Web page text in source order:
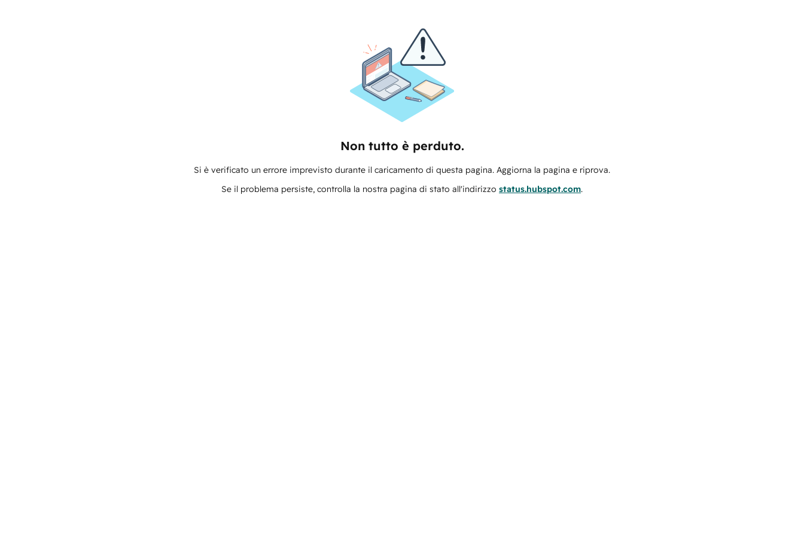
Non tutto è perduto.
Si è verificato un errore imprevisto durante il caricamento di questa pagina. Aggiorna la pagina e riprova.
Se il problema persiste, controlla la nostra pagina di stato all'indirizzo status.hubspot.com.